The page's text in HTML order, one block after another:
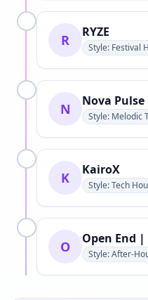
R RYZE
Style: Festival
N Nova Pulse
Style: Melodic
K KairoX
Style: Tech
O Open End
Style: After-